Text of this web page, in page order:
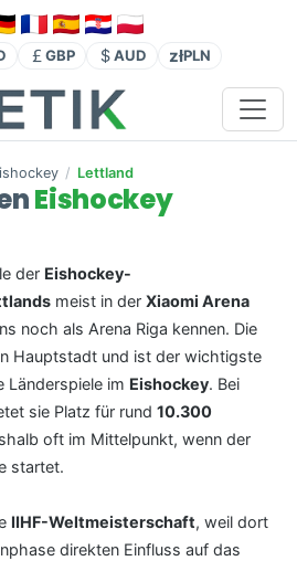
GBP AUD złPLN
/ Lettland
Eishockey
der Eishockey-
meist in der Xiaomi Arena
noch als Arena Riga kennen. Die
Hauptstadt und ist der wichtigste
Länderspiele im Eishockey. Bei
sie Platz für rund 10.300
oft im Mittelpunkt, wenn der
startet.
IIHF-Weltmeisterschaft, weil dort
direkten Einfluss auf das